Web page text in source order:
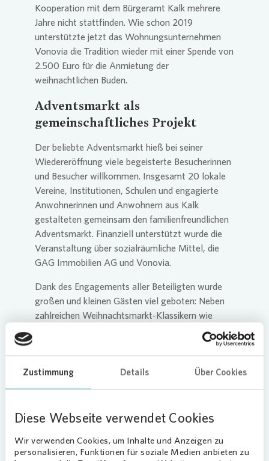
Zustimmung Details Über Cookies
Diese Webseite verwendet Cookies
Wir verwenden Cookies, um Inhalte und Anzeigen zu
personalisieren, Funktionen für soziale Medien anbieten zu
Kooperation mit dem Bürgeramt Kalk mehrere
Jahre nicht stattfinden. Wie schon 2019
unterstützte jetzt das Wohnungsunternehmen
Vonovia die Tradition wieder mit einer Spende von
2.500 Euro für die Anmietung der
weihnachtlichen Buden.
Adventsmarkt als
gemeinschaftliches Projekt
Der beliebte Adventsmarkt hieß bei seiner
Wiedereröffnung viele begeisterte Besucherinnen
und Besucher willkommen. Insgesamt 20 lokale
Vereine, Institutionen, Schulen und engagierte
Anwohnerinnen und Anwohnern aus Kalk
gestalteten gemeinsam den familienfreundlichen
Adventsmarkt. Finanziell unterstützt wurde die
Veranstaltung über sozialräumliche Mittel, die
GAG Immobilien AG und Vonovia.
Dank des Engagements aller Beteiligten wurde
großen und kleinen Gästen viel geboten: Neben
zahlreichen Weihnachtsmarkt-Klassikern wie
Kinderpunsch, Kakao, Crêpes und gebrannten
Geschenkideen an den vielen weihnachtlichen
Buden zu kaufen. Die Erlöse des Adventsmarktes
gehen an lokale Vereine und soziale
Alexander Tschechowski, Sozialraumkoordinator
in Köln-Kalk, ist beim Kinderschutzbund Köln
beschäftigt und Mitorganisator des